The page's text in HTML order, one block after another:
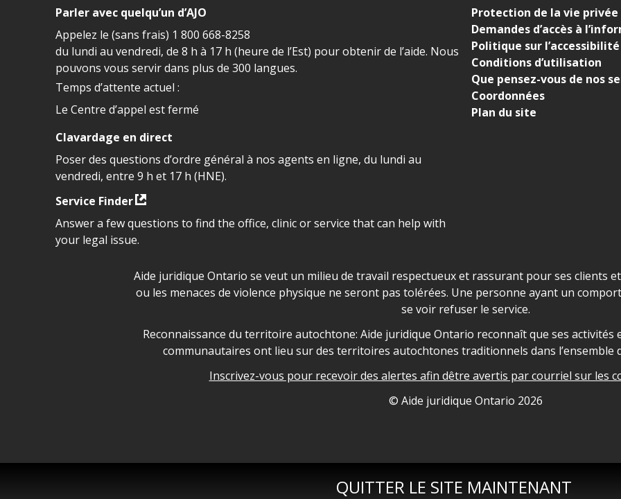
QUITTER LE SITE MAINTENANT
Parler avec quelqu’un d’AJO
Appelez le (sans frais) 1 800 668-8258
du lundi au vendredi, de 8 h à 17 h (heure de l’Est) pour obtenir de l’aide. Nous
pouvons vous servir dans plus de 300 langues.
Temps d’attente actuel :
Le Centre d’appel est fermé
Clavardage en direct
Poser des questions d’ordre général à nos agents en ligne, du lundi au
vendredi, entre 9 h et 17 h (HNE).
Service Finder
Answer a few questions to find the office, clinic or service that can help with
your legal issue.
Protection de la vie privée
Demandes d’accès à
Politique sur l’accessibilité
Conditions d’utilisation
Que pensez-vous de nos
Coordonnées
Plan du site
Déclaration sur la sécurité dans les locaux d'AJO.
Aide juridique Ontario se veut un milieu de travail respectueux et rassurant pour ses clients
ou les menaces de violence physique ne seront pas tolérées. Une personne ayant un
se voir refuser le service.
Legal Aid Ontario land acknowledgement
Reconnaissance du territoire autochtone: Aide juridique Ontario reconnaît que ses activités
communautaires ont lieu sur des territoires autochtones traditionnels dans l’ensemble
Inscrivez-vous pour recevoir des alertes afin dêtre avertis par courriel sur les
© Aide juridique Ontario 2026